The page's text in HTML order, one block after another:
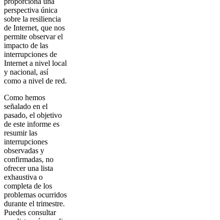
perspectiva única
sobre la resiliencia
de Internet, que nos
permite observar el
impacto de las
interrupciones de
Internet a nivel local
y nacional, así
como a nivel de red.
Como hemos
señalado en el
pasado, el objetivo
de este informe es
resumir las
interrupciones
observadas y
confirmadas, no
ofrecer una lista
exhaustiva o
completa de los
problemas ocurridos
durante el trimestre.
Puedes consultar